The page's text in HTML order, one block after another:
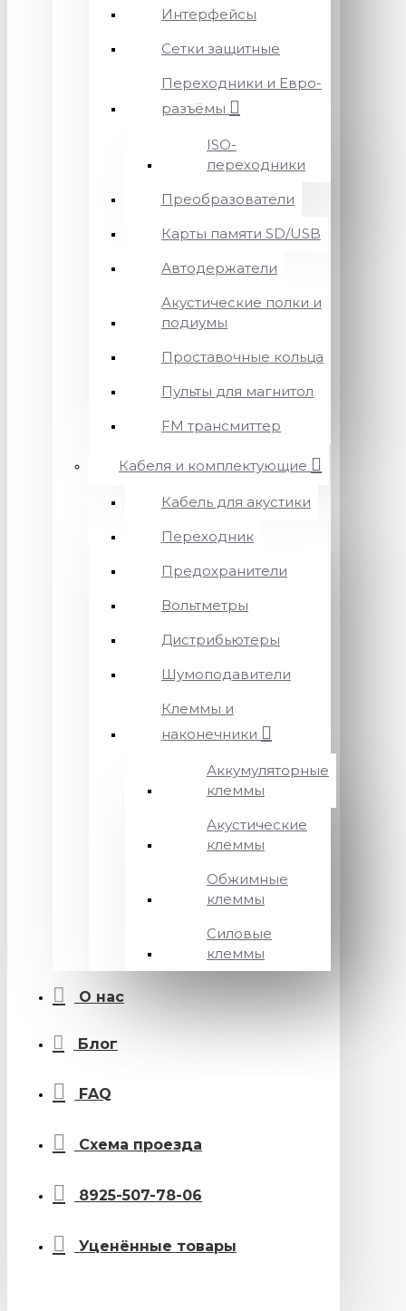
Интерфейсы
Сетки защитные
Переходники и Евро-
разъёмы
ISO-
переходники
Преобразователи
Карты памяти SD/USB
Автодержатели
Акустические полки и
подиумы
Проставочные кольца
Пульты для магнитол
FM трансмиттер
Кабеля и комплектующие
Кабель для акустики
Переходник
Предохранители
Вольтметры
Дистрибьютеры
Шумоподавители
Клеммы и
наконечники
Аккумуляторные
клеммы
Акустические
клеммы
Обжимные
клеммы
Силовые
клеммы
О нас
Блог
FAQ
Схема проезда
8925-507-78-06
Уценённые товары